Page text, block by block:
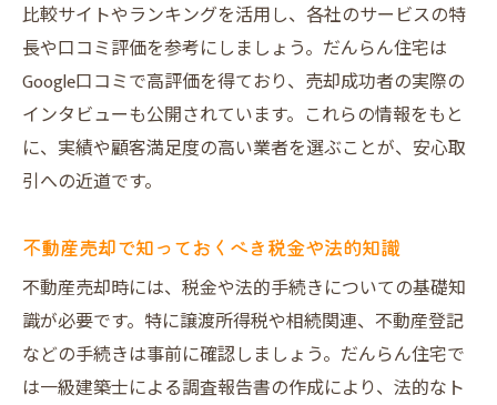
比較サイトやランキングを活用し、各社のサービスの特
長や口コミ評価を参考にしましょう。だんらん住宅は
Google口コミで高評価を得ており、売却成功者の実際の
インタビューも公開されています。これらの情報をもと
に、実績や顧客満足度の高い業者を選ぶことが、安心取
引への近道です。
不動産売却で知っておくべき税金や法的知識
不動産売却時には、税金や法的手続きについての基礎知
識が必要です。特に譲渡所得税や相続関連、不動産登記
などの手続きは事前に確認しましょう。だんらん住宅で
は一級建築士による調査報告書の作成により、法的なト